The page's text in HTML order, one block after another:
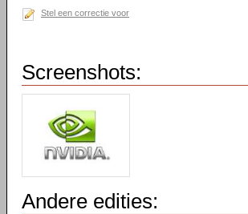
Stel een correctie voor
Screenshots:
Andere edities: